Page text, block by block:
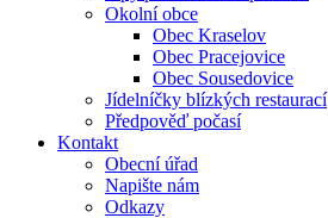
Okolní obce
Obec Kraselov
Obec Pracejovice
Obec Sousedovice
Jídelníčky blízkých restaurací
Předpověď počasí
Kontakt
Obecní úřad
Napište nám
Odkazy